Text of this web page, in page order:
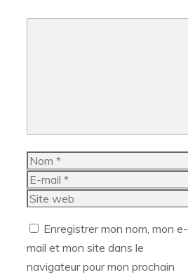
Nom
E-
mail
Site
Enregistrer mon nom, mon e-
mail et mon site dans le
navigateur pour mon prochain